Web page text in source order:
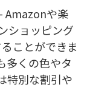
- Amazonや楽
ショッピング
ことができま
多くの色やタ
特別な割引や